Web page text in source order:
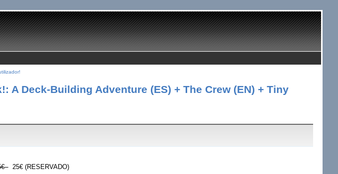
A Deck-Building Adventure (ES) + The Crew (EN) + Tiny
25€ (RESERVADO)